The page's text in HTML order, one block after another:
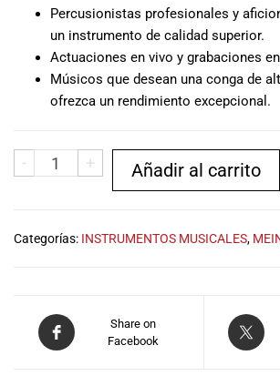
Import Music
Ecuador!
Percusionistas profesionales y
un instrumento de calidad superior.
Actuaciones en vivo y grabaciones
Músicos que desean una conga de
ofrezca un rendimiento excepcional.
- + Añadir al carrito
Categorías: INSTRUMENTOS MUSICALES,
Share on
Facebook